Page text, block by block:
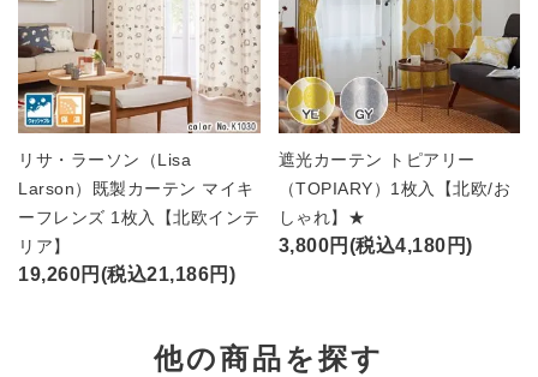
リサ・ラーソン（Lisa
Larson）既製カーテン マイキ
ーフレンズ 1枚入【北欧インテ
リア】
19,260円(税込21,186円)
遮光カーテン トピアリー
（TOPIARY）1枚入【北欧/お
しゃれ】★
3,800円(税込4,180円)
他の商品を探す